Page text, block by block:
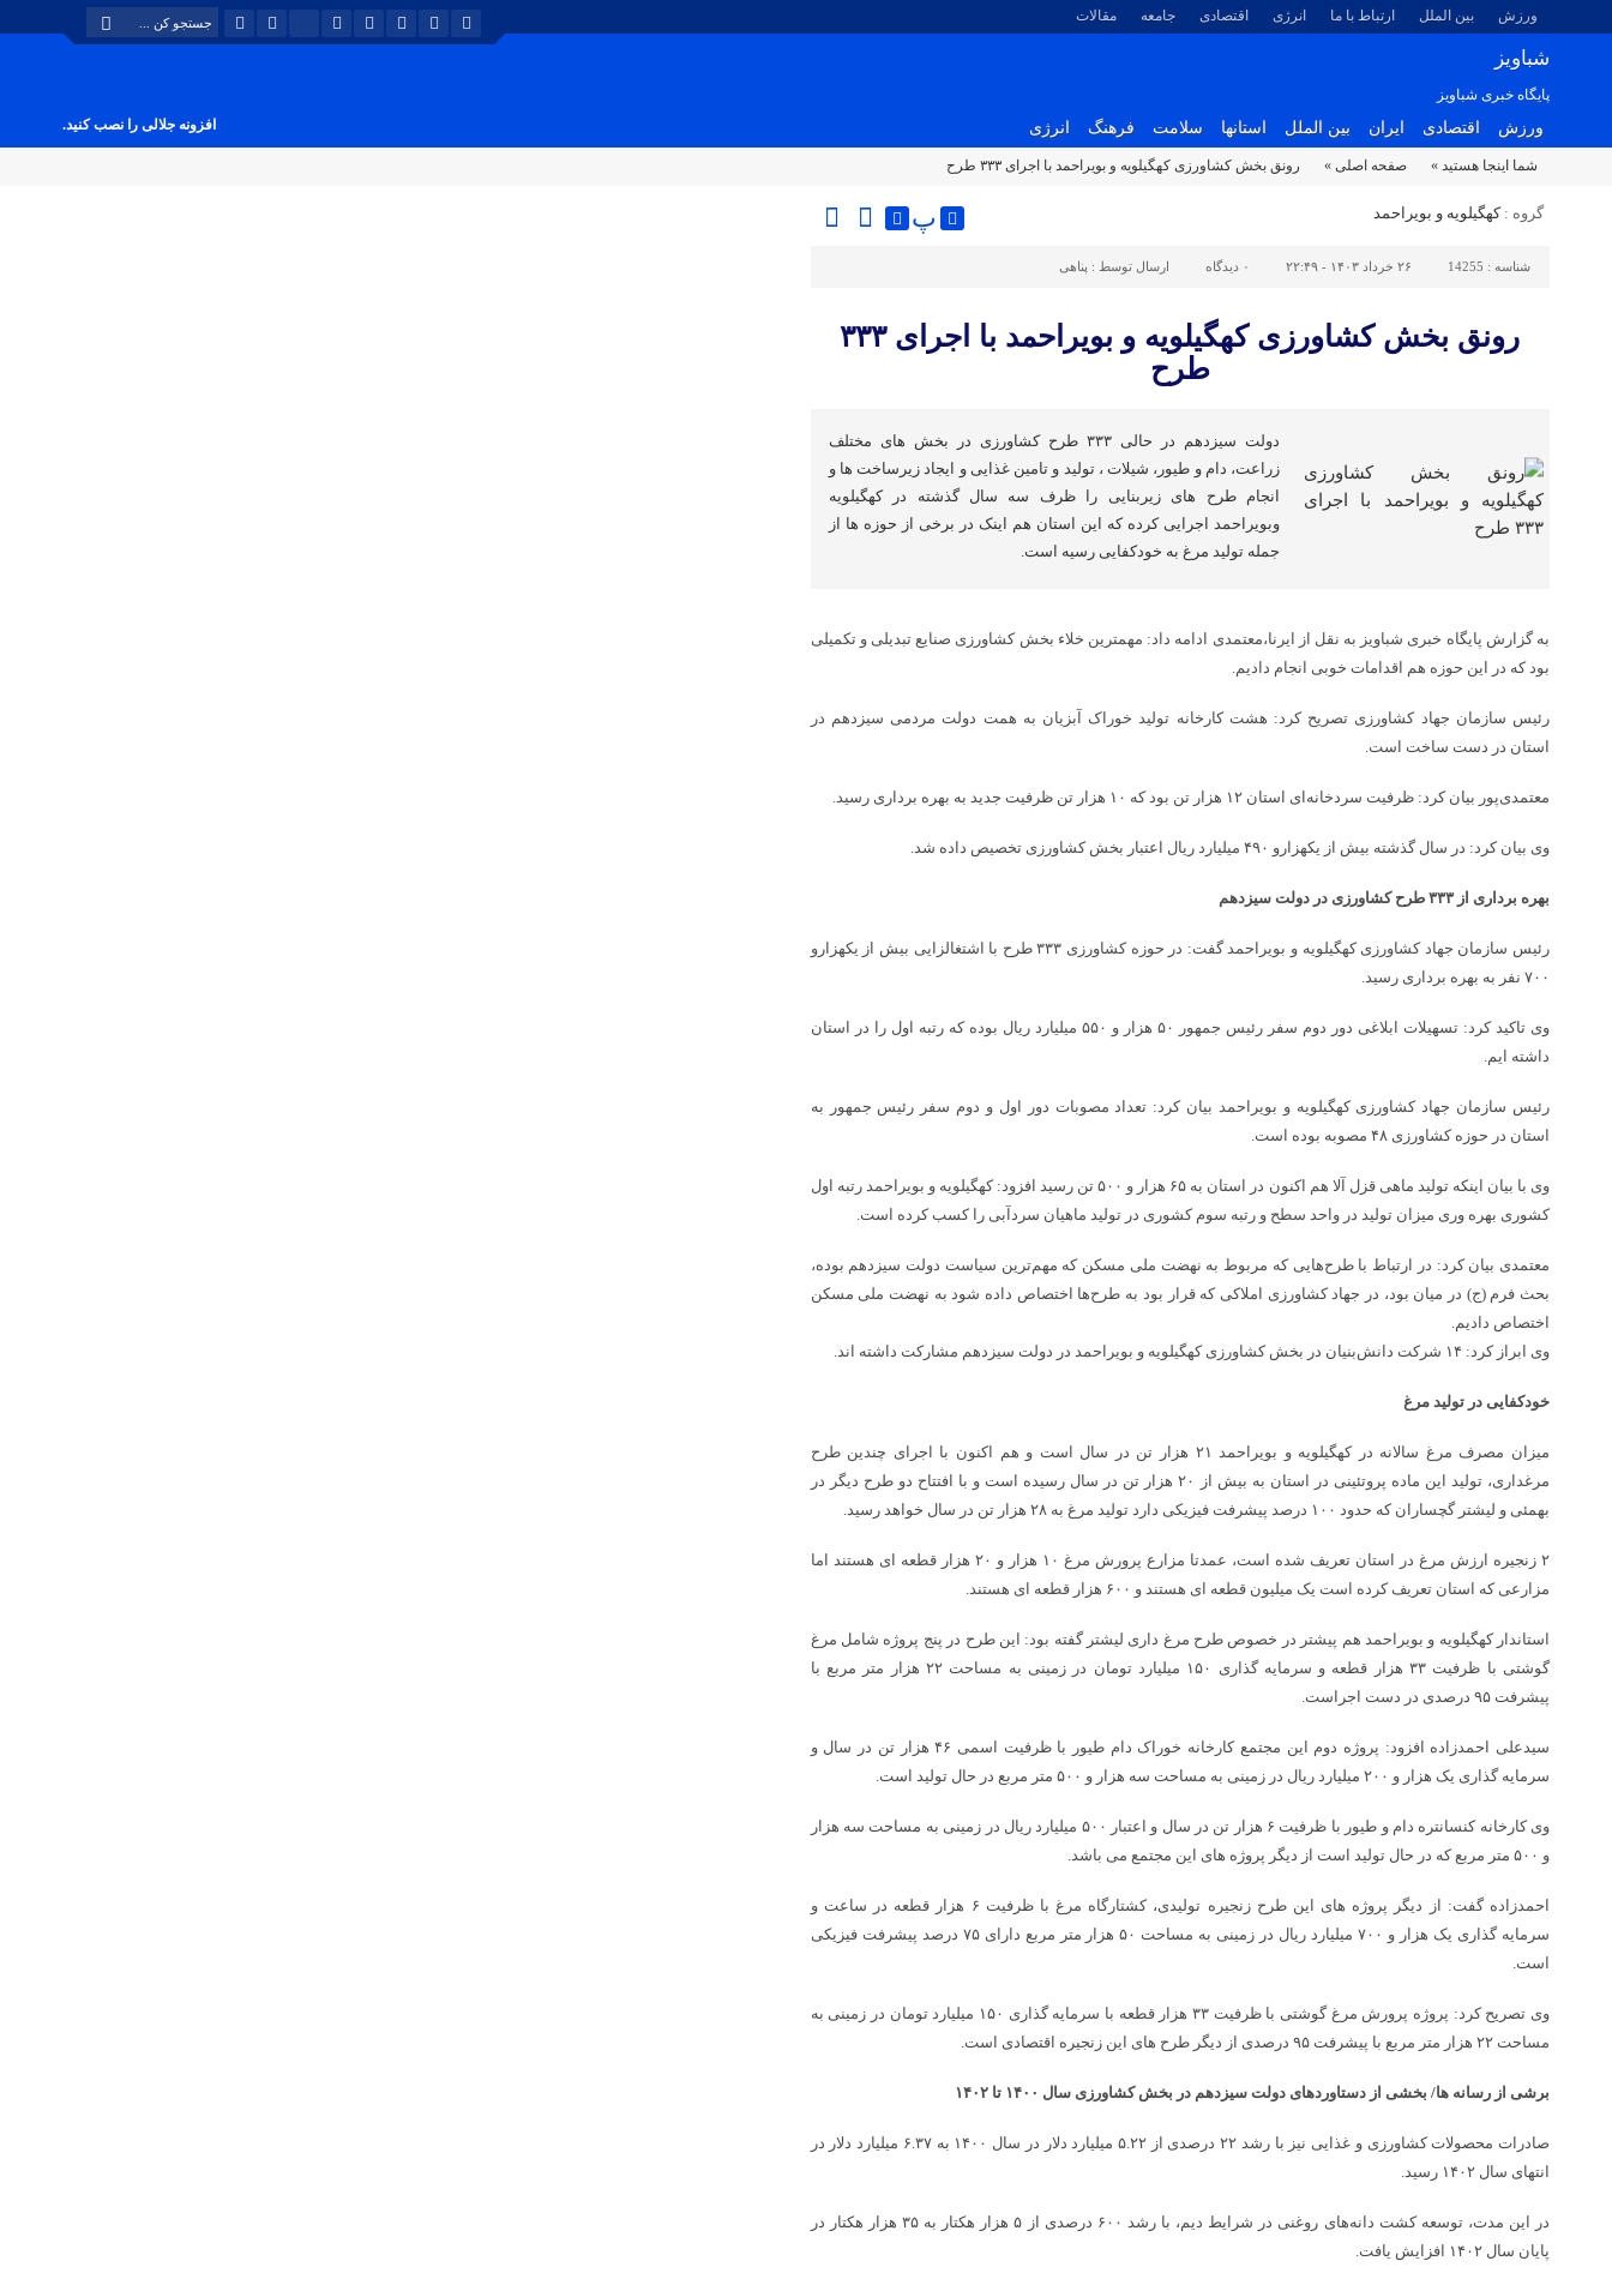
ورزش بین الملل ارتباط با ما انرژی اقتصادی جامعه مقالات
شباویز
پایگاه خبری شباویز
ورزش اقتصادی ایران بین الملل استانها سلامت فرهنگ انرژی افزونه جلالی را نصب کنید.
شما اینجا هستید » صفحه اصلی » رونق بخش کشاورزی کهگیلویه و بویراحمد با اجرای ۳۳۳ طرح
گروه :کهگیلویه و بویراحمد پ
شناسه : 14255 ۲۶ خرداد ۱۴۰۳ - ۲۲:۴۹ ۰ دیدگاه ارسال توسط : پناهی
رونق بخش کشاورزی کهگیلویه و بویراحمد با اجرای ۳۳۳
طرح
دولت سیزدهم در حالی ۳۳۳ طرح کشاورزی در بخش های مختلف
زراعت، دام و طیور، شیلات ، تولید و تامین غذایی و ایجاد زیرساخت ها و
انجام طرح های زیربنایی را ظرف سه سال گذشته در کهگیلویه
وبویراحمد اجرایی کرده که این استان هم اینک در برخی از حوزه ها از
جمله تولید مرغ به خودکفایی رسیه است.
به گزارش پایگاه خبری شباویز به نقل از ایرنا،معتمدی ادامه داد: مهمترین خلاء بخش کشاورزی صنایع تبدیلی و تکمیلی
بود که در این حوزه هم اقدامات خوبی انجام دادیم.
رئیس سازمان جهاد کشاورزی تصریح کرد: هشت کارخانه تولید خوراک آبزیان به همت دولت مردمی سیزدهم در
استان در دست ساخت است.
معتمدی‌پور بیان کرد: ظرفیت سردخانه‌ای استان ۱۲ هزار تن بود که ۱۰ هزار تن ظرفیت جدید به بهره برداری رسید.
وی بیان کرد: در سال گذشته بیش از یکهزارو ۴۹۰ میلیارد ریال اعتبار بخش کشاورزی تخصیص داده شد.
بهره برداری از ۳۳۳ طرح کشاورزی در دولت سیزدهم
رئیس سازمان جهاد کشاورزی کهگیلویه و بویراحمد گفت: در حوزه کشاورزی ۳۳۳ طرح با اشتغالزایی بیش از یکهزارو
۷۰۰ نفر به بهره برداری رسید.
وی تاکید کرد: تسهیلات ابلاغی دور دوم سفر رئیس جمهور ۵۰ هزار و ۵۵۰ میلیارد ریال بوده که رتبه اول را در استان
داشته ایم.
رئیس سازمان جهاد کشاورزی کهگیلویه و بویراحمد بیان کرد: تعداد مصوبات دور اول و دوم سفر رئیس جمهور به
استان در حوزه کشاورزی ۴۸ مصوبه بوده است.
وی با بیان اینکه تولید ماهی قزل آلا هم اکنون در استان به ۶۵ هزار و ۵۰۰ تن رسید افزود: کهگیلویه و بویراحمد رتبه اول
کشوری بهره وری میزان تولید در واحد سطح و رتبه سوم کشوری در تولید ماهیان سردآبی را کسب کرده است.
معتمدی بیان کرد: در ارتباط با طرح‌هایی که مربوط به نهضت ملی مسکن که مهم‌ترین سیاست دولت سیزدهم بوده،
بحث فرم (ج) در میان بود، در جهاد کشاورزی املاکی که قرار بود به طرح‌ها اختصاص داده شود به نهضت ملی مسکن
اختصاص دادیم.
وی ابراز کرد: ۱۴ شرکت‌ دانش‌بنیان در بخش کشاورزی کهگیلویه و بویراحمد در دولت سیزدهم مشارکت داشته اند.
خودکفایی در تولید مرغ
میزان مصرف مرغ سالانه در کهگیلویه و بویراحمد ۲۱ هزار تن در سال است و هم اکنون با اجرای چندین طرح
مرغداری، تولید این ماده پروتئینی در استان به بیش از ۲۰ هزار تن در سال رسیده است و با افتتاح دو طرح دیگر در
بهمئی و لیشتر گچساران که حدود ۱۰۰ درصد پیشرفت فیزیکی دارد تولید مرغ به ۲۸ هزار تن در سال خواهد رسید.
۲ زنجیره ارزش مرغ در استان تعریف شده است، عمدتا مزارع پرورش مرغ ۱۰ هزار و ۲۰ هزار قطعه ای هستند اما
مزارعی که استان تعریف کرده است یک میلیون قطعه ای هستند و ۶۰۰ هزار قطعه ای هستند.
استاندار کهگیلویه و بویراحمد هم پیشتر در خصوص طرح مرغ داری لیشتر گفته بود: این طرح در پنج پروژه شامل مرغ
گوشتی با ظرفیت ۳۳ هزار قطعه و سرمایه گذاری ۱۵۰ میلیارد تومان در زمینی به مساحت ۲۲ هزار متر مربع با
پیشرفت ۹۵ درصدی در دست اجراست.
سیدعلی احمدزاده افزود: پروژه دوم این مجتمع کارخانه خوراک دام طیور با ظرفیت اسمی ۴۶ هزار تن در سال و
سرمایه گذاری یک هزار و ۲۰۰ میلیارد ریال در زمینی به مساحت سه هزار و ۵۰۰ متر مربع در حال تولید است.
وی کارخانه کنسانتره دام و طیور با ظرفیت ۶ هزار تن در سال و اعتبار ۵۰۰ میلیارد ریال در زمینی به مساحت سه هزار
و ۵۰۰ متر مربع که در حال تولید است از دیگر پروژه های این مجتمع می باشد.
احمدزاده گفت: از دیگر پروژه های این طرح زنجیره تولیدی، کشتارگاه مرغ با ظرفیت ۶ هزار قطعه در ساعت و
سرمایه گذاری یک هزار و ۷۰۰ میلیارد ریال در زمینی به مساحت ۵۰ هزار متر مربع دارای ۷۵ درصد پیشرفت فیزیکی
است.
وی تصریح کرد: پروژه پرورش مرغ گوشتی با ظرفیت ۳۳ هزار قطعه با سرمایه گذاری ۱۵۰ میلیارد تومان در زمینی به
مساحت ۲۲ هزار متر مربع با پیشرفت ۹۵ درصدی از دیگر طرح های این زنجیره اقتصادی است.
برشی از رسانه ها/ بخشی از دستاوردهای دولت سیزدهم در بخش کشاورزی سال ۱۴۰۰ تا ۱۴۰۲
صادرات محصولات کشاورزی و غذایی نیز با رشد ۲۲ درصدی از ۵.۲۲ میلیارد دلار در سال ۱۴۰۰ به ۶.۳۷ میلیارد دلار در
انتهای سال ۱۴۰۲ رسید.
در این مدت، توسعه کشت دانه‌های روغنی در شرایط دیم، با رشد ۶۰۰ درصدی از ۵ هزار هکتار به ۳۵ هزار هکتار در
پایان سال ۱۴۰۲ افزایش یافت.